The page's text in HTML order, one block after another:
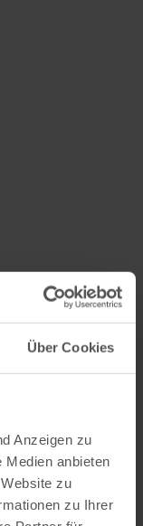
Über Cookies
Anzeigen zu
Medien anbieten
zu
zu Ihrer